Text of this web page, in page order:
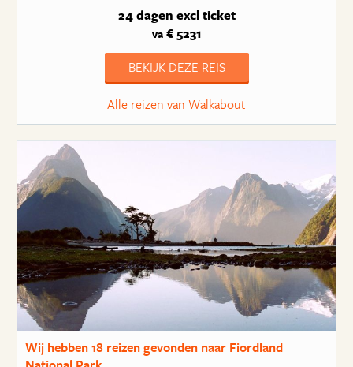
24 dagen excl ticket
va€ 5231
BEKIJK DEZE REIS
Alle reizen van Walkabout
Wij hebben18 reizengevonden naar Fiordland